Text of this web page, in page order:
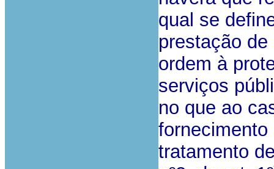
qual se
prestação
ordem à
serviços
no que ao
tratamento